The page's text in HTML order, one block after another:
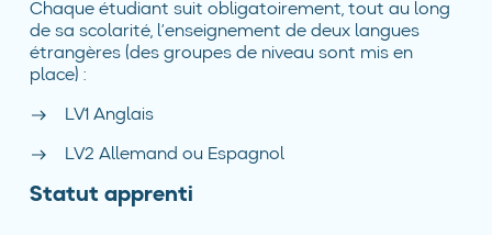
Chaque étudiant suit obligatoirement, tout au long
de sa scolarité, l’enseignement de deux langues
étrangères (des groupes de niveau sont mis en
place) :
LV1 Anglais
LV2 Allemand ou Espagnol
Statut apprenti